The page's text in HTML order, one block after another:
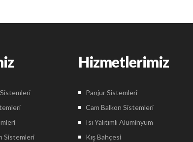
Sistemleri
Hizmetlerimiz
Panjur Sistemleri
Cam Balkon Sistemleri
Isı Yalıtımlı Alüminyum
Kış Bahçesi